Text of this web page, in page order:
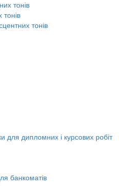
тонів
тонів
для дипломних і курсових робіт
банкоматів